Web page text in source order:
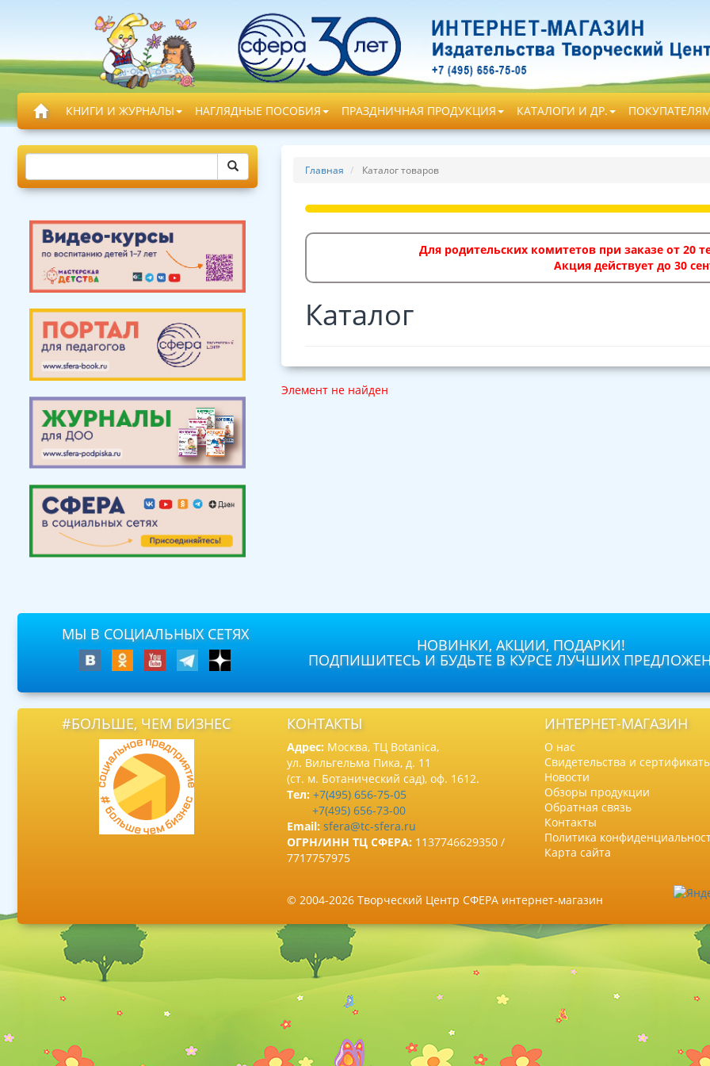
КНИГИ И ЖУРНАЛЫ НАГЛЯДНЫЕ ПОСОБИЯ ПРАЗДНИЧНАЯ ПРОДУКЦИЯ КАТАЛОГИ И ДР.
Главная Каталог товаров
Для родительских комитетов при заказе от 20
Акция действует до 30
Каталог
Элемент не найден
МЫ В СОЦИАЛЬНЫХ СЕТЯХ
НОВИНКИ, АКЦИИ, ПОДАРКИ!
ПОДПИШИТЕСЬ И БУДЬТЕ В КУРСЕ ЛУЧШИХ
#БОЛЬШЕ, ЧЕМ БИЗНЕС КОНТАКТЫ
Адрес: Москва, ТЦ Botanica,
ул. Вильгельма Пика, д. 11
(ст. м. Ботанический сад), оф. 1612.
Тел: +7(495) 656-75-05
+7(495) 656-73-00
Email: sfera@tc-sfera.ru
ОГРН/ИНН ТЦ СФЕРА: 1137746629350 /
7717757975
ИНТЕРНЕТ-МАГАЗИН
О нас
Свидетельства и
Новости
Обзоры продукции
Обратная связь
Контакты
Политика
Карта сайта
© 2004-2026 Творческий Центр СФЕРА интернет-магазин